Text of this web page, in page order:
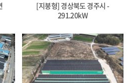
[지붕형] 경상북도 경주시 -
291.20kW